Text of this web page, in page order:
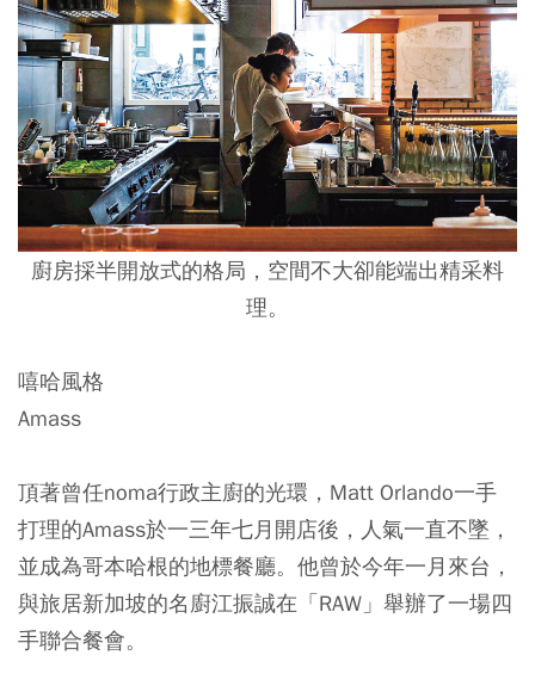
廚房採半開放式的格局，空間不大卻能端出精采料
理。
嘻哈風格
Amass
頂著曾任noma行政主廚的光環，Matt Orlando一手
打理的Amass於一三年七月開店後，人氣一直不墜，
並成為哥本哈根的地標餐廳。他曾於今年一月來台，
與旅居新加坡的名廚江振誠在「RAW」舉辦了一場四
手聯合餐會。